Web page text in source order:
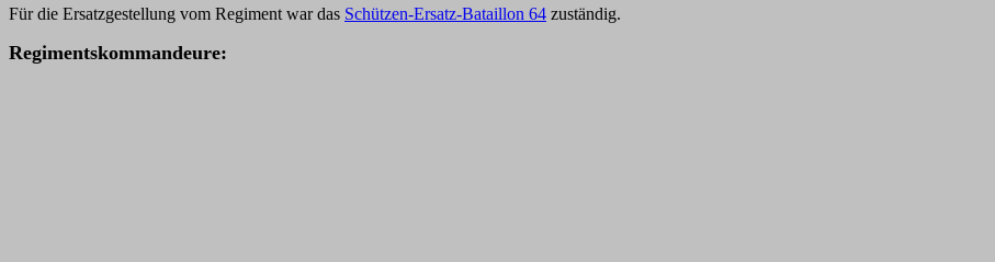
Für die Ersatzgestellung vom Regiment war das Schützen-Ersatz-Bataillon 64 zuständig.
Regimentskommandeure: